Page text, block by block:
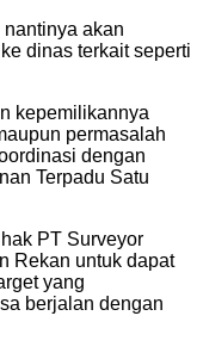
akan
dinas terkait seperti
kepemilikannya
permasalah
dengan
Terpadu Satu
PT Surveyor
Rekan untuk dapat
yang
berjalan dengan